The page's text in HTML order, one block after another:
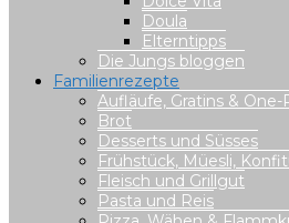
Doula
Elterntipps
Die Jungs bloggen
Familienrezepte
Aufläufe, Gratins & One-
Brot
Desserts und Süsses
Frühstück, Müesli,
Fleisch und Grillgut
Pasta und Reis